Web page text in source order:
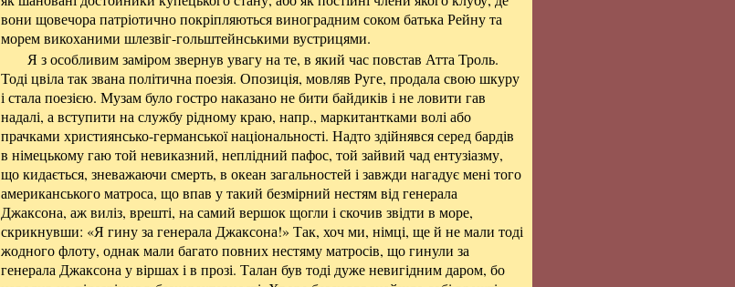
вони щовечора патріотично покріпляються виноградним соком батька Рейну та
морем викоханими шлезвіг-гольштейнськими вустрицями.
Я з особливим заміром звернув увагу на те, в який час повстав Атта Троль.
Тоді цвіла так звана політична поезія. Опозиція, мовляв Руге, продала свою шкуру
і стала поезією. Музам було гостро наказано не бити байдиків і не ловити гав
надалі, а вступити на службу рідному краю, напр., маркитантками волі або
прачками християнсько-германської національності. Надто здійнявся серед бардів
в німецькому гаю той невиказний, неплідний пафос, той зайвий чад ентузіазму,
що кидається, зневажаючи смерть, в океан загальностей і завжди нагадує мені того
американського матроса, що впав у такий безмірний нестям від генерала
Джаксона, аж виліз, врешті, на самий вершок щогли і скочив звідти в море,
скрикнувши: «Я гину за генерала Джаксона!» Так, хоч ми, німці, ще й не мали тоді
жодного флоту, однак мали багато повних нестяму матросів, що гинули за
генерала Джаксона у віршах і в прозі. Талан був тоді дуже невигідним даром, бо